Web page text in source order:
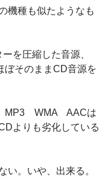
機種も似たようなも
を圧縮した音源、
ぼそのままCD音源を
MP3 WMA AACは
よりも劣化している
い。いや、出来る。